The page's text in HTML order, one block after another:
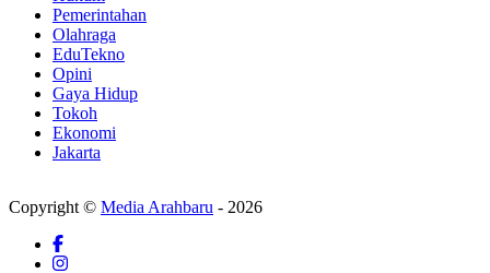
Pemerintahan
Olahraga
EduTekno
Opini
Gaya Hidup
Tokoh
Ekonomi
Jakarta
Copyright © Media Arahbaru - 2026